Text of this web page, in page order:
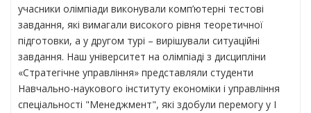
учасники олімпіади виконували комп’ютерні тестові
завдання, які вимагали високого рівня теоретичної
підготовки, а у другом турі – вирішували ситуаційні
завдання. Наш університет на олімпіаді з дисципліни
«Стратегічне управління» представляли студенти
Навчально-наукового інституту економіки і управління
спеціальності "Менеджмент", які здобули перемогу у І